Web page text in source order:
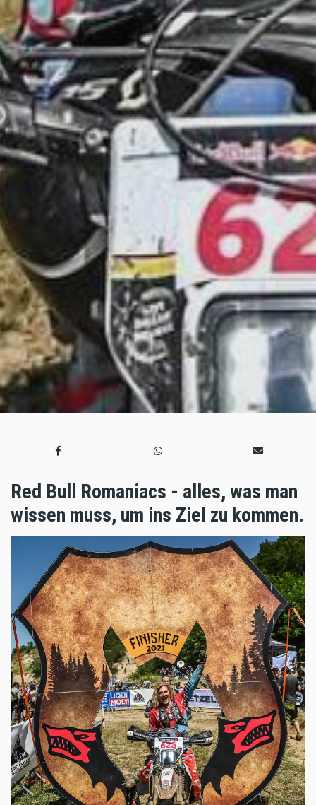
Red Bull Romaniacs - alles, was man
wissen muss, um ins Ziel zu kommen.